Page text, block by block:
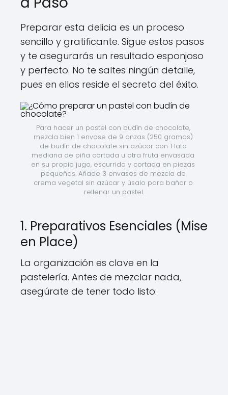
Preparar esta delicia es un proceso
sencillo y gratificante. Sigue estos pasos
y te asegurarás un resultado esponjoso
y perfecto. No te saltes ningún detalle,
pues en ellos reside el secreto del éxito.
Para hacer un pastel con budín de chocolate,
mezcla bien 1 envase de 9 onzas (250 gramos)
de budín de chocolate sin azúcar con 1 lata
mediana de piña cortada u otra fruta envasada
en su propio jugo, escurrida y cortada en piezas
pequeñas. Añade 3 envases de mezcla de
crema vegetal sin azúcar y úsalo para bañar o
rellenar un pastel.
1. Preparativos Esenciales (Mise
en Place)
La organización es clave en la
pastelería. Antes de mezclar nada,
asegúrate de tener todo listo: